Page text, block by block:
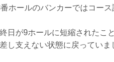
ホールのバンカーではコー
日が9ホールに短縮されたこ
し支えない状態に戻っていま